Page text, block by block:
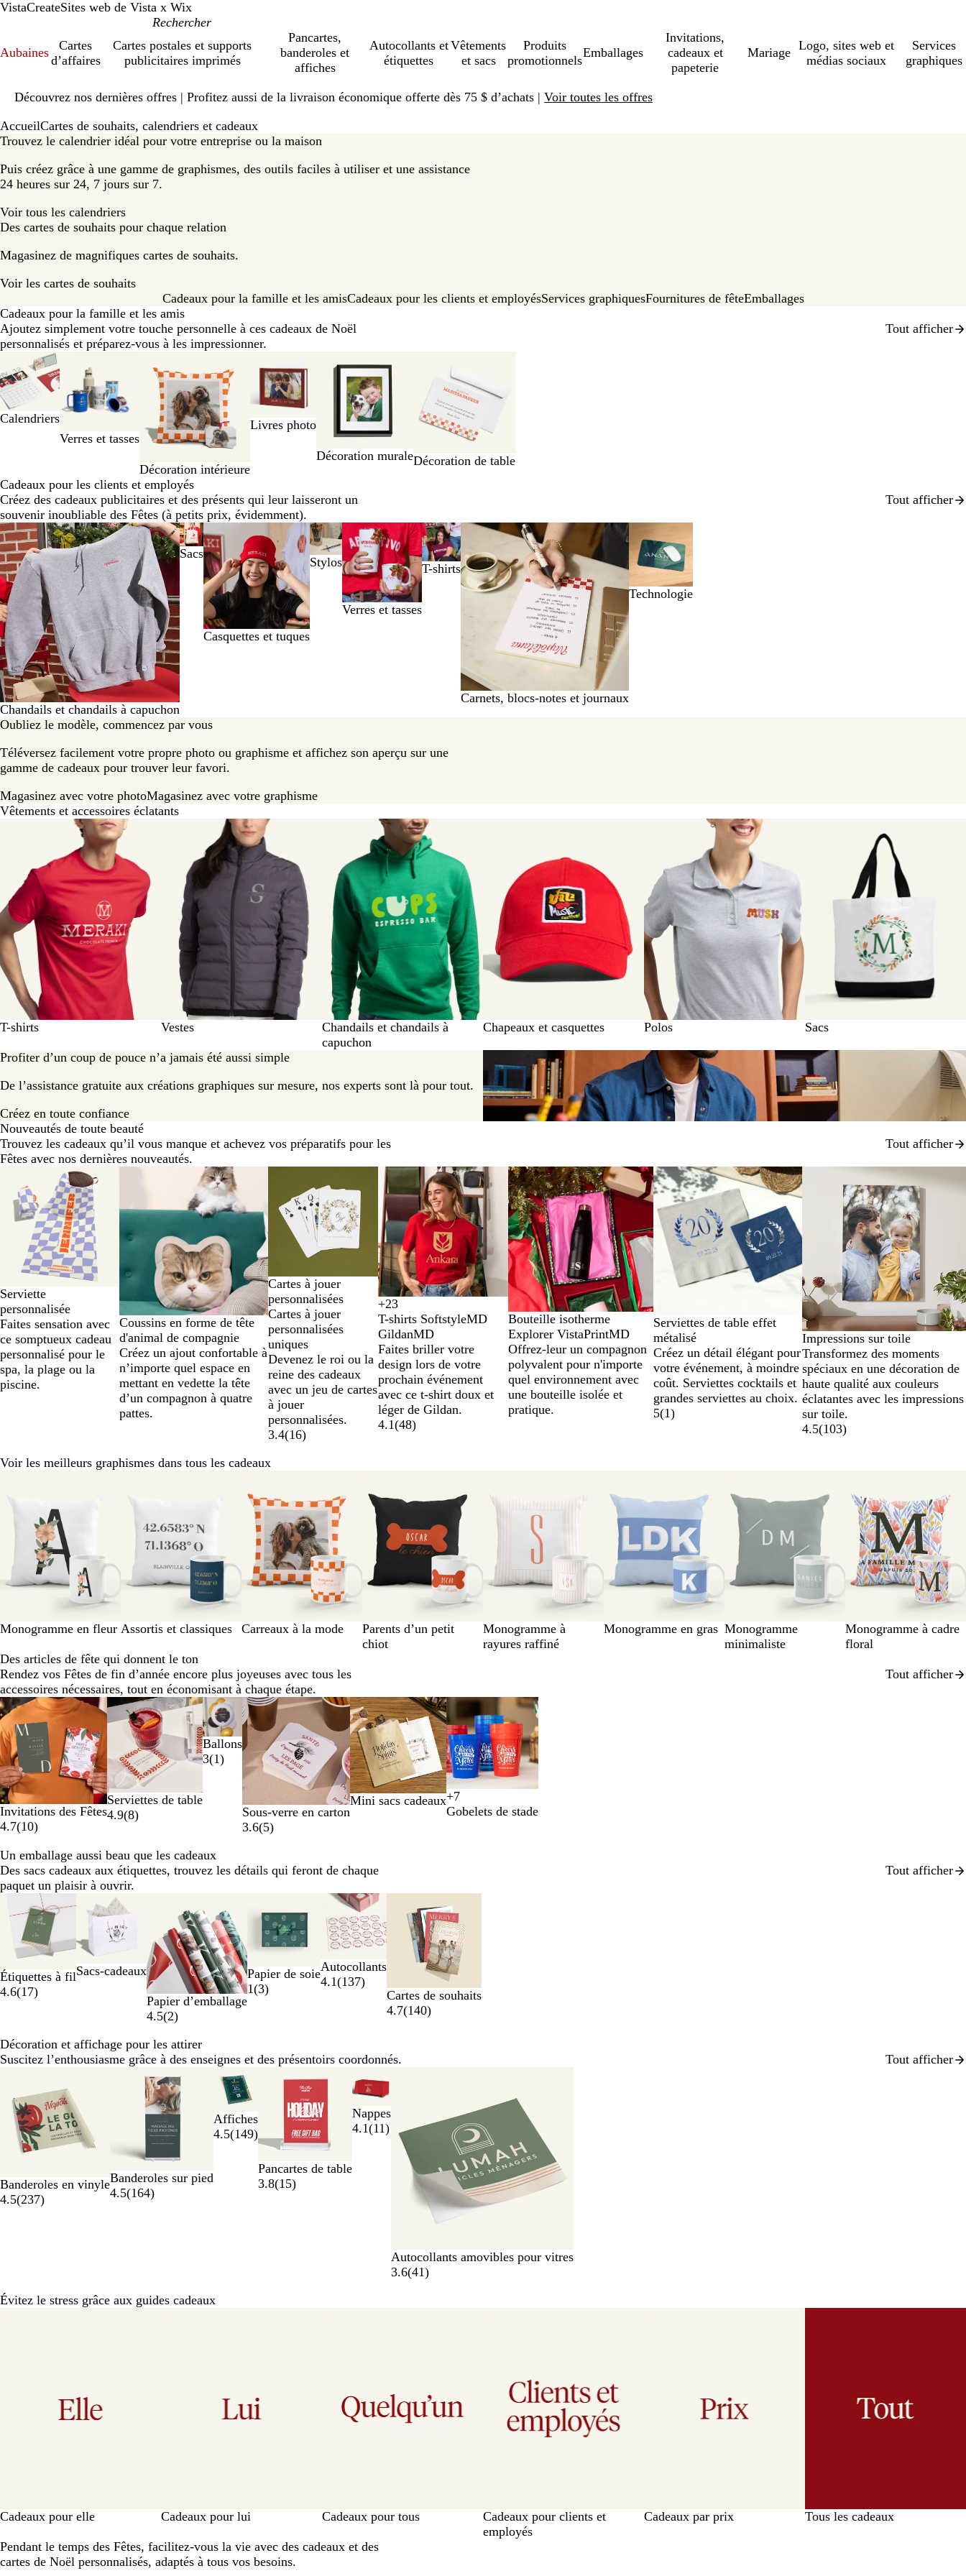
VistaCreateSites web de Vista x Wix
Aubaines
Cartes
d’affaires
Cartes postales et supports
publicitaires imprimés
Pancartes,
banderoles et
affiches
Autocollants et
étiquettes
Vêtements
et sacs
Produits
promotionnels
Emballages
Invitations,
cadeaux et
papeterie
Mariage
Logo, sites web et
médias sociaux
Services
graphiques
Découvrez nos dernières offres | Profitez aussi de la livraison économique offerte dès 75 $ d’achats | Voir toutes les offres
1
AccueilCartes de souhaits, calendriers et cadeaux
Trouvez le calendrier idéal pour votre entreprise ou la maison
Puis créez grâce à une gamme de graphismes, des outils faciles à utiliser et une assistance
24 heures sur 24, 7 jours sur 7.
Voir tous les calendriers
Des cartes de souhaits pour chaque relation
Magasinez de magnifiques cartes de souhaits.
Voir les cartes de souhaits
Cadeaux pour la famille et les amisCadeaux pour les clients et employésServices graphiquesFournitures de fêteEmballages
Cadeaux pour la famille et les amis
Ajoutez simplement votre touche personnelle à ces cadeaux de Noël
personnalisés et préparez-vous à les impressionner.
Tout afficher
Calendriers
Verres et tasses
Décoration intérieure
Livres photo
Décoration muraleDécoration de table
Diapositives
1
à
2
sur
Cadeaux pour les clients et employés
Créez des cadeaux publicitaires et des présents qui leur laisseront un
souvenir inoubliable des Fêtes (à petits prix, évidemment).
Tout afficher
Chandails et chandails à capuchon
Sacs
Casquettes et tuques
Stylos
Verres et tasses
T-shirts
Carnets, blocs-notes et journaux
Technologie
Diapositives
1
à
2
sur
8
Oubliez le modèle, commencez par vous
Téléversez facilement votre propre photo ou graphisme et affichez son aperçu sur une
gamme de cadeaux pour trouver leur favori.
Magasinez avec votre photoMagasinez avec votre graphisme
Vêtements et accessoires éclatants
T-shirts Vestes
Chandails et chandails à
capuchon
Chapeaux et casquettes Polos Sacs
Profiter d’un coup de pouce n’a jamais été aussi simple
De l’assistance gratuite aux créations graphiques sur mesure, nos experts sont là pour tout.
Créez en toute confiance
Nouveautés de toute beauté
Trouvez les cadeaux qu’il vous manque et achevez vos préparatifs pour les
Fêtes avec nos dernières nouveautés.
Tout afficher
Serviette
personnalisée
Faites sensation avec
ce somptueux cadeau
personnalisé pour le
spa, la plage ou la
piscine.
Coussins en forme de tête
d'animal de compagnie
Créez un ajout confortable à
n’importe quel espace en
mettant en vedette la tête
d’un compagnon à quatre
pattes.
Cartes à jouer
personnalisées
Cartes à jouer
personnalisées
uniques
Devenez le roi ou la
reine des cadeaux
avec un jeu de cartes
à jouer
personnalisées.
3.4(16)
Nouvelles options
J
a
u
n
e
p
â
q
u
G
r
i
s
f
o
n
c
é
O
r
V
e
r
t
i
r
l
a
n
i
n
+23
T-shirts SoftstyleMD
GildanMD
Faites briller votre
design lors de votre
prochain événement
avec ce t-shirt doux et
léger de Gildan.
4.1(48)
Bouteille isotherme
Explorer VistaPrintMD
Offrez-leur un compagnon
polyvalent pour n'importe
quel environnement avec
une bouteille isolée et
pratique.
Serviettes de table effet
métalisé
Créez un détail élégant pour
votre événement, à moindre
coût. Serviettes cocktails et
grandes serviettes au choix.
5(1)
Impressions sur toile
Transformez des moments
spéciaux en une décoration de
haute qualité aux couleurs
éclatantes avec les impressions
sur toile.
4.5(103)
Diapositives
Voir les meilleurs graphismes dans tous les cadeaux
Monogramme en fleur Assortis et classiques Carreaux à la mode
Parents d’un petit
chiot
Monogramme à
rayures raffiné
Monogramme en gras Monogramme
minimaliste
Monogramme à cadre
floral
Des articles de fête qui donnent le ton
Rendez vos Fêtes de fin d’année encore plus joyeuses avec tous les
accessoires nécessaires, tout en économisant à chaque étape.
Tout afficher
Nouvelles options
Invitations des Fêtes
4.7(10)
Nouvelles options
Serviettes de table
4.9(8)
Ballons
3(1)
Sous-verre en carton
3.6(5)
Mini sacs cadeauxB
l
a
n
s
l
u
c
i
d
N
o
V
e
u
o
J
a
+7
Gobelets de stade
Diapositives
1
à
2
sur
6
Un emballage aussi beau que les cadeaux
Des sacs cadeaux aux étiquettes, trouvez les détails qui feront de chaque
paquet un plaisir à ouvrir.
Tout afficher
Étiquettes à fil
4.6(17)
Sacs-cadeaux
Papier d’emballage
4.5(2)
Nouvelles options
Papier de soie
1(3)
Nouvelles options
Autocollants
4.1(137)
Cartes de souhaits
4.7(140)
Diapositives
6
Décoration et affichage pour les attirer
Suscitez l’enthousiasme grâce à des enseignes et des présentoirs coordonnés.
Tout afficher
Banderoles en vinyle
4.5(237)
Nouvelles options
Banderoles sur pied
4.5(164)
Affiches
4.5(149)
Pancartes de table
3.8(15)
Nappes
4.1(11)
Autocollants amovibles pour vitres
3.6(41)
Évitez le stress grâce aux guides cadeaux
Cadeaux pour elle Cadeaux pour lui Cadeaux pour tous
Cadeaux pour clients et
employés
Cadeaux par prix Tous les cadeaux
Pendant le temps des Fêtes, facilitez-vous la vie avec des cadeaux et des
cartes de Noël personnalisés, adaptés à tous vos besoins.